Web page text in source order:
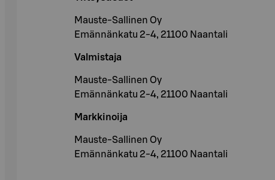
Mauste-Sallinen Oy
Emännänkatu 2-4, 21100 Naantali
Valmistaja
Mauste-Sallinen Oy
Emännänkatu 2-4, 21100 Naantali
Markkinoija
Mauste-Sallinen Oy
Emännänkatu 2-4, 21100 Naantali